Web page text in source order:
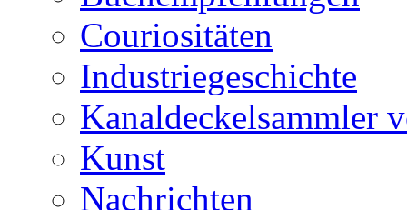
Couriositäten
Industriegeschichte
Kanaldeckelsammler
Kunst
Nachrichten